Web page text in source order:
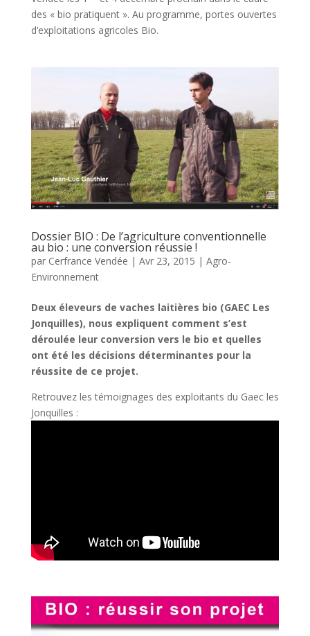
des « bio pratiquent ». Au programme, portes ouvertes
d’exploitations agricoles Bio.
Dossier BIO : De l’agriculture conventionnelle
au bio : une conversion réussie !
par Cerfrance Vendée | Avr 23, 2015 | Agro-
Environnement
Deux éleveurs de vaches laitières bio (GAEC Les
Jonquilles), nous expliquent comment s’est
déroulée leur conversion vers le bio et quelles
ont été les décisions déterminantes pour la
réussite de ce projet.
Retrouvez les témoignages des exploitants du Gaec les
Jonquilles :